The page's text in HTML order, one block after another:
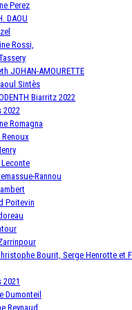
Perez
DAOU
Rossi,
JOHAN-AMOURETTE
Sintès
Biarritz 2022
2022
Romagna
Renoux
Rannou
Poitevin
Bourit, Serge Henrotte et
Dumonteil
Reynaud